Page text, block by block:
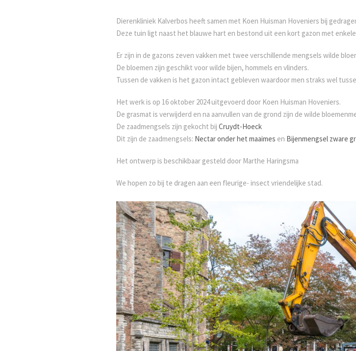
Dierenkliniek Kalverbos heeft samen met Koen Huisman Hoveniers bij
Deze tuin ligt naast het blauwe hart en bestond uit een kort gazon met
Er zijn in de gazons zeven vakken met twee verschillende mengsels wilde
De bloemen zijn geschikt voor wilde bijen, hommels en vlinders.
Tussen de vakken is het gazon intact gebleven waardoor men straks wel
Het werk is op 16 oktober 2024 uitgevoerd door Koen Huisman Hoveniers.
De grasmat is verwijderd en na aanvullen van de grond zijn de wilde
De zaadmengsels zijn gekocht bij Cruydt-Hoeck
Dit zijn de zaadmengsels: Nectar onder het maaimes en Bijenmengsel zware
Het ontwerp is beschikbaar gesteld door Marthe Haringsma
We hopen zo bij te dragen aan een fleurige- insect vriendelijke stad.